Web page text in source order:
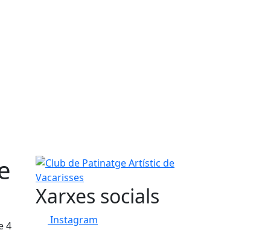
4
Club de Patinatge Artístic de Vacarisses
Xarxes socials
Instagram